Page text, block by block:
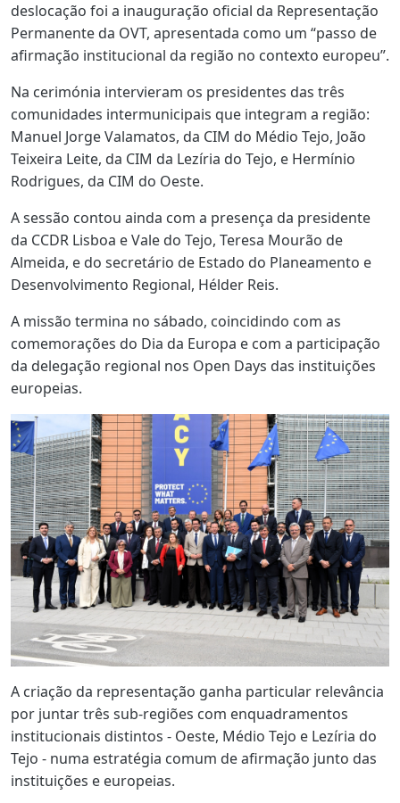
deslocação foi a inauguração oficial da Representação
Permanente da OVT, apresentada como um “passo de
afirmação institucional da região no contexto europeu”.
Na cerimónia intervieram os presidentes das três
comunidades intermunicipais que integram a região:
Manuel Jorge Valamatos, da CIM do Médio Tejo, João
Teixeira Leite, da CIM da Lezíria do Tejo, e Hermínio
Rodrigues, da CIM do Oeste.
A sessão contou ainda com a presença da presidente
da CCDR Lisboa e Vale do Tejo, Teresa Mourão de
Almeida, e do secretário de Estado do Planeamento e
Desenvolvimento Regional, Hélder Reis.
A missão termina no sábado, coincidindo com as
comemorações do Dia da Europa e com a participação
da delegação regional nos Open Days das instituições
europeias.
A criação da representação ganha particular relevância
por juntar três sub-regiões com enquadramentos
institucionais distintos - Oeste, Médio Tejo e Lezíria do
Tejo - numa estratégia comum de afirmação junto das
instituições e europeias.